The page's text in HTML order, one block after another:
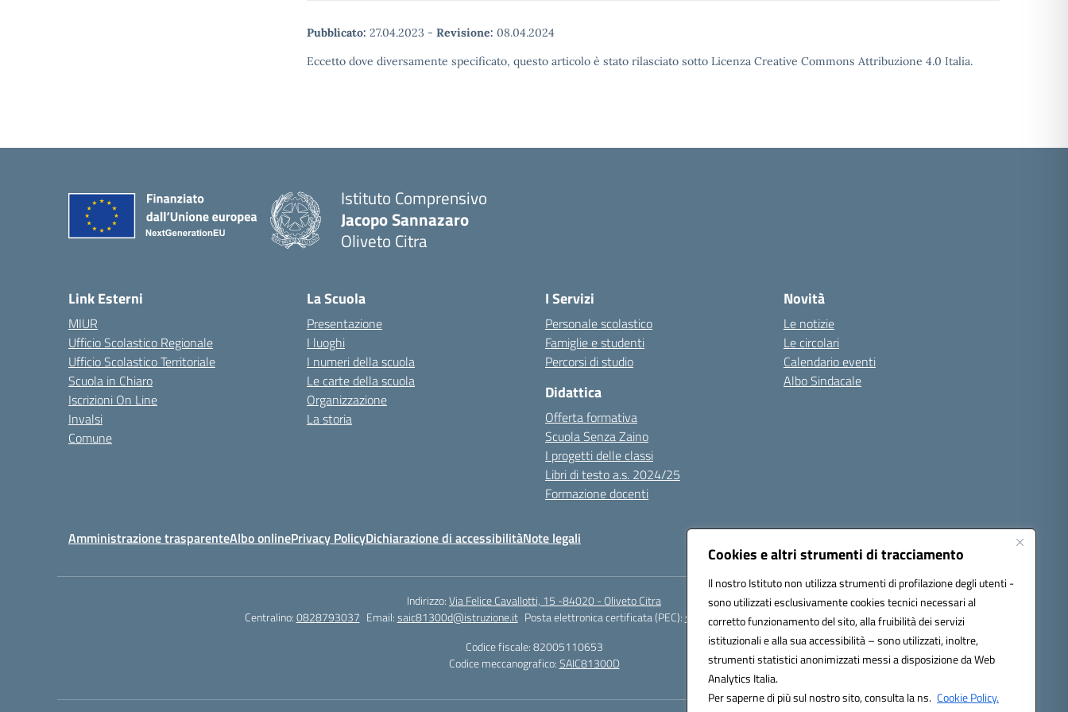
Cookies e altri strumenti di tracciamento
Il nostro Istituto non utilizza strumenti di profilazione degli utenti -
sono utilizzati esclusivamente cookies tecnici necessari al
corretto funzionamento del sito, alla fruibilità dei servizi
istituzionali e alla sua accessibilità – sono utilizzati, inoltre,
strumenti statistici anonimizzati messi a disposizione da Web
Analytics Italia.
Per saperne di più sul nostro sito, consulta la ns. Cookie Policy.
Pubblicato: 27.04.2023 - Revisione: 08.04.2024
Eccetto dove diversamente specificato, questo articolo è stato rilasciato sotto Licenza Creative Commons Attribuzione 4.0 Italia.
Istituto Comprensivo
Jacopo Sannazaro
Oliveto Citra
Link Esterni
MIUR
Ufficio Scolastico Regionale
Ufficio Scolastico Territoriale
Scuola in Chiaro
Iscrizioni On Line
Invalsi
Comune
La Scuola
Presentazione
I luoghi
I numeri della scuola
Le carte della scuola
Organizzazione
La storia
I Servizi
Personale scolastico
Famiglie e studenti
Percorsi di studio
Didattica
Offerta formativa
Scuola Senza Zaino
I progetti delle classi
Libri di testo a.s. 2024/25
Formazione docenti
Novità
Le notizie
Le circolari
Calendario eventi
Albo Sindacale
Amministrazione trasparenteAlbo onlinePrivacy PolicyDichiarazione di accessibilitàNote legali
Indirizzo:Via Felice Cavallotti, 15 -84020 - Oliveto Citra
Centralino:0828793037 Email:saic81300d@istruzione.it Posta elettronica certificata (PEC):saic81300d@pec.istruzione.it
Codice fiscale: 82005110653
Codice meccanografico:SAIC81300D